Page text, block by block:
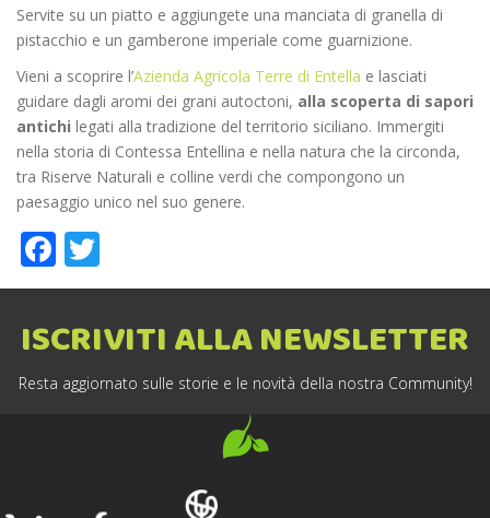
Servite su un piatto e aggiungete una manciata di granella di
pistacchio e un gamberone imperiale come guarnizione.
Vieni a scoprire l’Azienda Agricola Terre di Entella e lasciati
guidare dagli aromi dei grani autoctoni, alla scoperta di sapori
antichi legati alla tradizione del territorio siciliano. Immergiti
nella storia di Contessa Entellina e nella natura che la circonda,
tra Riserve Naturali e colline verdi che compongono un
paesaggio unico nel suo genere.
Facebook
ISCRIVITI ALLA NEWSLETTER
Resta aggiornato sulle storie e le novità della nostra Community!